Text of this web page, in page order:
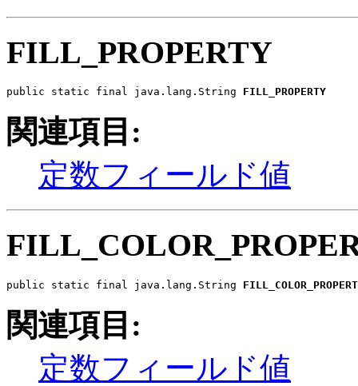
FILL_PROPERTY
public static final java.lang.String FILL_PROPERTY
関連項目:
定数フィールド値
public static final java.lang.String
関連項目:
定数フィールド値